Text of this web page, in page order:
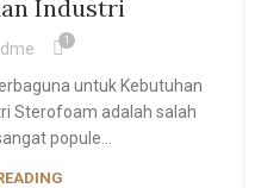
Industri
1
untuk Kebutuhan
Sterofoam adalah salah
popule...